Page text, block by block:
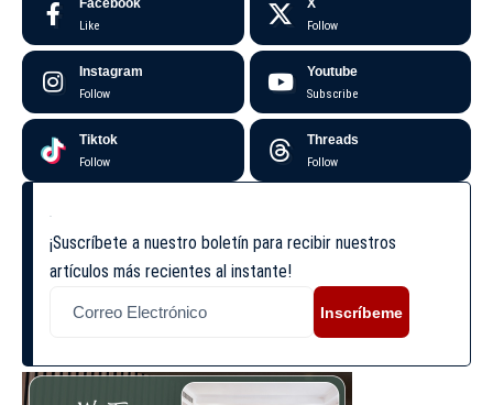
Facebook
Like
X
Follow
Instagram
Follow
Youtube
Subscribe
Tiktok
Follow
Threads
Follow
¡Suscríbete a nuestro boletín para recibir nuestros
artículos más recientes al instante!
Inscríbeme